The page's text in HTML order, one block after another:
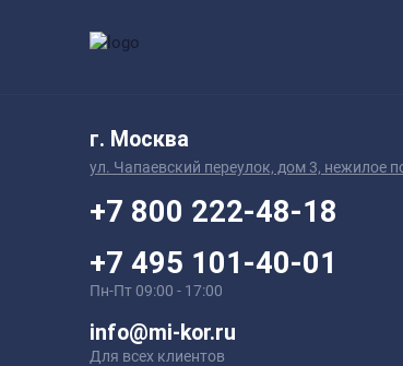
г. Москва
ул. Чапаевский переулок, дом 3, нежилое
+7 800 222-48-18
+7 495 101-40-01
Пн-Пт 09:00 - 17:00
info@mi-kor.ru
Для всех клиентов